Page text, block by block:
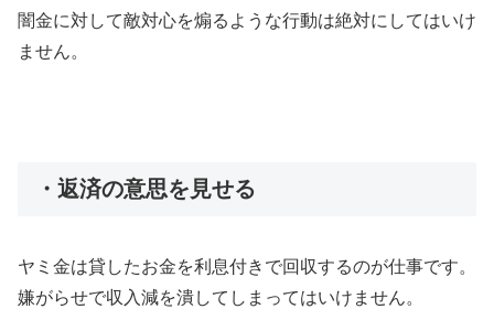
闇金に対して敵対心を煽るような行動は絶対にしてはいけ
ません。
・返済の意思を見せる
ヤミ金は貸したお金を利息付きで回収するのが仕事です。
嫌がらせで収入減を潰してしまってはいけません。